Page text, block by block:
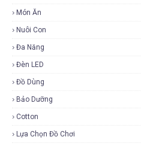
Món Ăn
Nuôi Con
Đa Năng
Đèn LED
Đồ Dùng
Bảo Dưỡng
Cotton
Lựa Chọn Đồ Chơi